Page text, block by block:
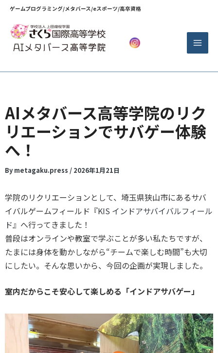
ッ
ゲームプログラミング/メタバース/eスポーツ/高卒資格
AIメタバース高等学院のリク
リエーションでサバゲー体験
へ！
Bymetagaku.press / 2026年1月21日
学院のリクリエーションとして、埼玉県狭山市にあるサバ
イバルゲームフィールド『KIS インドアサバイバルフィール
ド』へ行ってきました！
普段はオンラインや教室で学ぶことが多い私たちですが、
たまには身体を動かしながら“チームで楽しむ時間”も大切
にしたい。そんな思いから、今回の企画が実現しました。
室内だからこそ安心して楽しめる「インドアサバゲー」